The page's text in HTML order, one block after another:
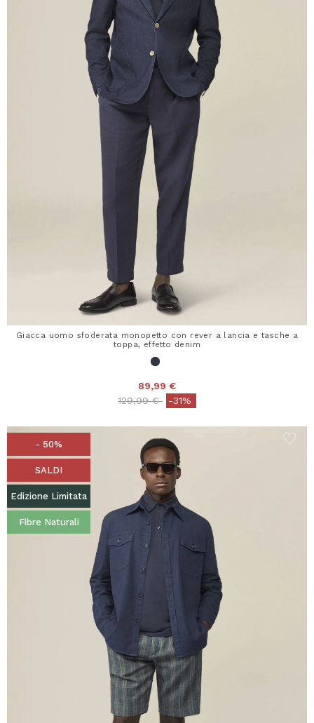
Giacca uomo sfoderata monopetto con rever a lancia e tasche a
toppa, effetto denim
89,99 €
Price reduced from
129,99 €to-31%
- 50%
SALDI
Edizione Limitata
Fibre Naturali